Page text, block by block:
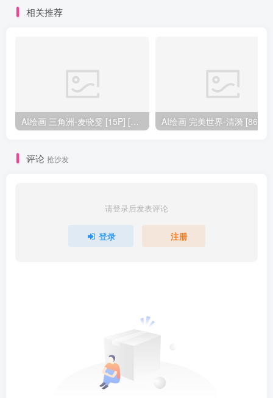
相关推荐
AI绘画 三角洲-麦晓雯 [15P] [57M]
评论 抢沙发
请登录后发表评论
登录 注册